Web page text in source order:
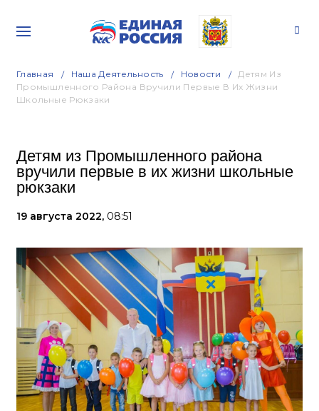
Главная Наша Деятельность Новости
Детям Из
Промышленного Района Вручили Первые В Их Жизни
Школьные Рюкзаки
Детям из Промышленного района
вручили первые в их жизни школьные
рюкзаки
19 августа 2022, 08:51